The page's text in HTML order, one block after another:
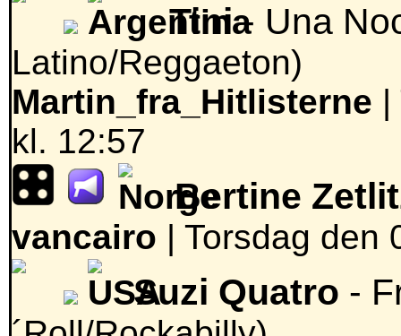
Tini- Una
Latino/Reggaeton)
Martin_fra_Hitlisterne |
kl. 12:57
Bertine
vancairo | Torsdag den
Suzi Quatro -